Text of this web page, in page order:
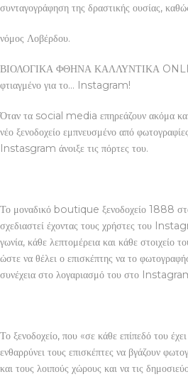
συνταγογράφηση της δραστικής ουσίας,
νόμος Λοβέρδου.
ΒΙΟΛΟΓΙΚΑ ΦΘΗΝΑ ΚΑΛΛΥΝΤΙΚΑ
φτιαγμένο για το… Instagram!
Όταν τα social media επηρεάζουν ακόμα και
νέο ξενοδοχείο εμπνευσμένο από
Instasgram άνοιξε τις πόρτες του.
Το μοναδικό boutique ξενοδοχείο 1888 στο
σχεδιαστεί έχοντας τους χρήστες του
γωνία, κάθε λεπτομέρεια και κάθε στοιχείο
ώστε να θέλει ο επισκέπτης να το
συνέχεια στο λογαριασμό του στο
Το ξενοδοχείο, που «σε κάθε επίπεδό του
ενθαρρύνει τους επισκέπτες να βγάζουν
και τους λοιπούς χώρους και να τις